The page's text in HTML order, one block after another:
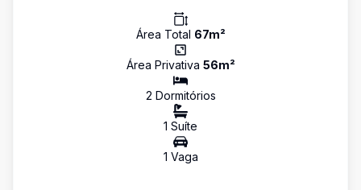
Área Total 67m²
Área Privativa 56m²
2 Dormitórios
1 Suíte
1 Vaga